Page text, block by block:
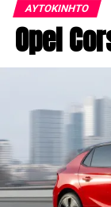
ΑΥΤΟΚΊΝΗΤΟ
Opel